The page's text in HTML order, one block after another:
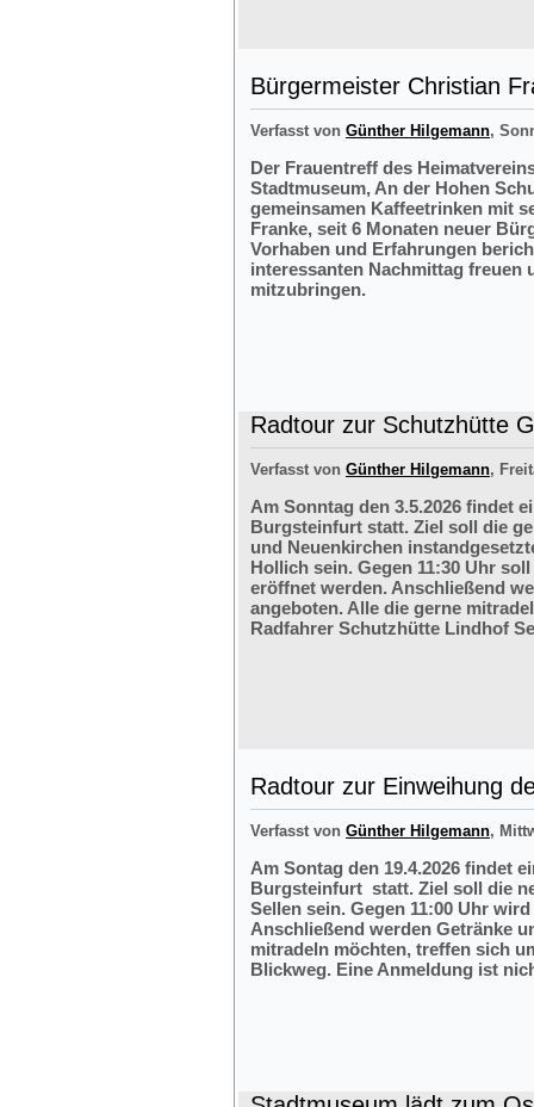
Bürgermeister Christian
Verfasst von Günther Hilgemann,
Der Frauentreff des
Stadtmuseum, An der Hohen
gemeinsamen Kaffeetrinken mit
Franke, seit 6 Monaten neuer
Vorhaben und Erfahrungen
interessanten Nachmittag freuen
mitzubringen.
Radtour zur Schutzhütte
Verfasst von Günther Hilgemann,
Am Sonntag den 3.5.2026 findet
Burgsteinfurt statt. Ziel soll die
und Neuenkirchen
Hollich sein. Gegen 11:30 Uhr
eröffnet werden. Anschließend
angeboten. Alle die gerne
Radfahrer Schutzhütte Lindhof
Radtour zur Einweihung
Verfasst von Günther Hilgemann,
Am Sontag den 19.4.2026 findet
Burgsteinfurt statt. Ziel soll die
Sellen sein. Gegen 11:00 Uhr
Anschließend werden Getränke
mitradeln möchten, treffen sich
Blickweg. Eine Anmeldung ist